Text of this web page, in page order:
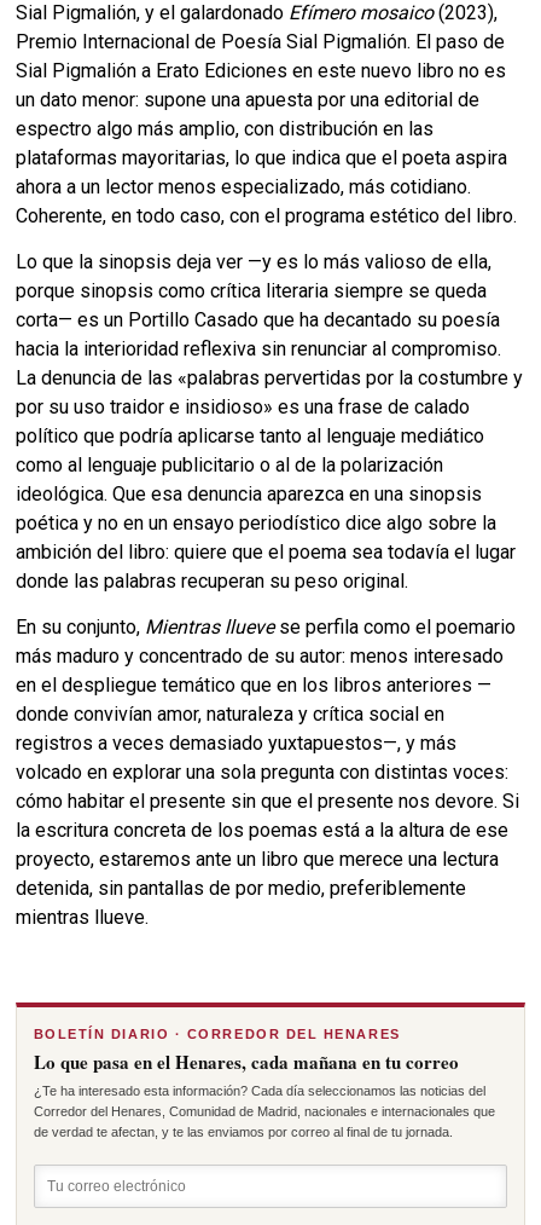
Sial Pigmalión, y el galardonado Efímero mosaico(2023),
Premio Internacional de Poesía Sial Pigmalión. El paso de
Sial Pigmalión a Erato Ediciones en este nuevo libro no es
un dato menor: supone una apuesta por una editorial de
espectro algo más amplio, con distribución en las
plataformas mayoritarias, lo que indica que el poeta aspira
ahora a un lector menos especializado, más cotidiano.
Coherente, en todo caso, con el programa estético del libro.
Lo que la sinopsis deja ver —y es lo más valioso de ella,
porque sinopsis como crítica literaria siempre se queda
corta— es un Portillo Casado que ha decantado su poesía
hacia la interioridad reflexiva sin renunciar al compromiso.
La denuncia de las «palabras pervertidas por la costumbre y
por su uso traidor e insidioso» es una frase de calado
político que podría aplicarse tanto al lenguaje mediático
como al lenguaje publicitario o al de la polarización
ideológica. Que esa denuncia aparezca en una sinopsis
poética y no en un ensayo periodístico dice algo sobre la
ambición del libro: quiere que el poema sea todavía el lugar
donde las palabras recuperan su peso original.
En su conjunto, Mientras lluevese perfila como el poemario
más maduro y concentrado de su autor: menos interesado
en el despliegue temático que en los libros anteriores —
donde convivían amor, naturaleza y crítica social en
registros a veces demasiado yuxtapuestos—, y más
volcado en explorar una sola pregunta con distintas voces:
cómo habitar el presente sin que el presente nos devore. Si
la escritura concreta de los poemas está a la altura de ese
proyecto, estaremos ante un libro que merece una lectura
detenida, sin pantallas de por medio, preferiblemente
mientras llueve.
BOLETÍN DIARIO · CORREDOR DEL HENARES
Lo que pasa en el Henares, cada mañana en tu correo
¿Te ha interesado esta información? Cada día seleccionamos las noticias del
Corredor del Henares, Comunidad de Madrid, nacionales e internacionales que
de verdad te afectan, y te las enviamos por correo al final de tu jornada.